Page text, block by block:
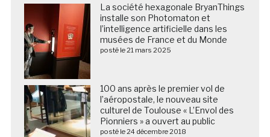
La société hexagonale BryanThings
installe son Photomaton et
l’intelligence artificielle dans les
musées de France et du Monde
posté le 21 mars 2025
100 ans après le premier vol de
l’aéropostale, le nouveau site
culturel de Toulouse « L’Envol des
Pionniers » a ouvert au public
posté le 24 décembre 2018